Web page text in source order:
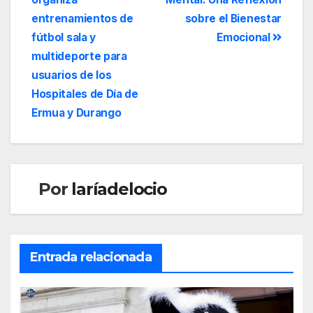
sobre el Bienestar
Emocional
entrenamientos de
fútbol sala y
multideporte para
usuarios de los
Hospitales de Día de
Ermua y Durango
Por laríadelocio
Entrada relacionada